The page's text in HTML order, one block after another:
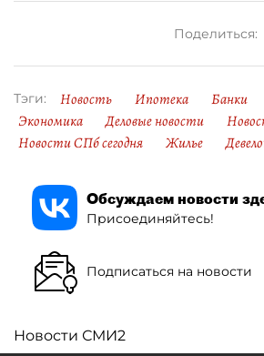
Поделиться:
Тэги: Новость Ипотека Банки
Экономика
Деловые новости
Новости СПб сегодня
Жилье
Обсуждаем новости
Присоединяйтесь!
Подписаться на новости
Новости СМИ2